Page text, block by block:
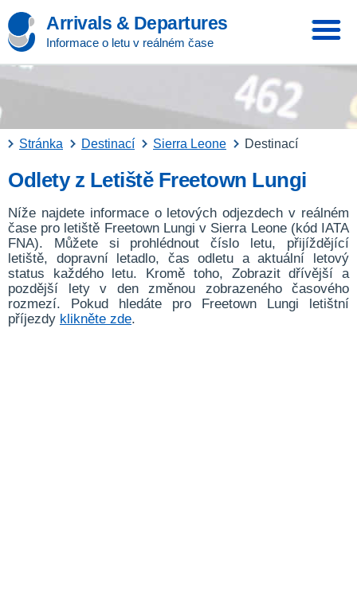
Arrivals & Departures
Informace o letu v reálném čase
Stránka Destinací Sierra Leone Destinací
Odlety z Letiště Freetown Lungi
Níže najdete informace o letových odjezdech v reálném
čase pro letiště Freetown Lungi v Sierra Leone (kód IATA
FNA). Můžete si prohlédnout číslo letu, přijíždějící
letiště, dopravní letadlo, čas odletu a aktuální letový
status každého letu. Kromě toho, Zobrazit dřívější a
pozdější lety v den změnou zobrazeného časového
rozmezí. Pokud hledáte pro Freetown Lungi letištní
příjezdy klikněte zde.